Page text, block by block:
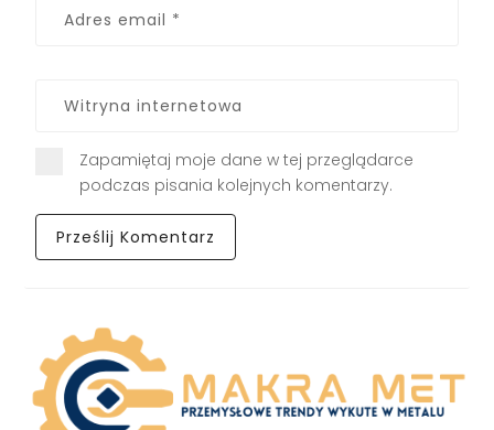
Zapamiętaj moje dane w tej przeglądarce
podczas pisania kolejnych komentarzy.